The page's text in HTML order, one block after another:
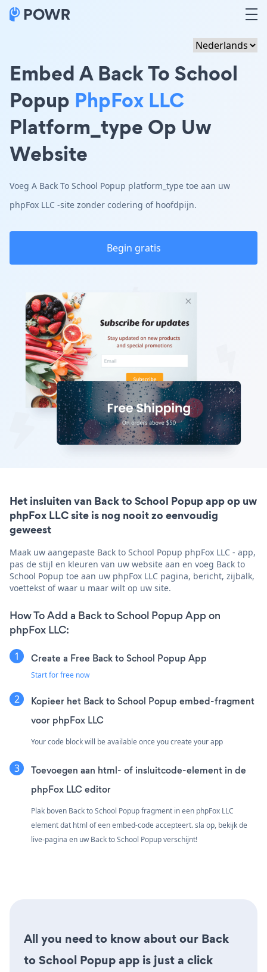
Embed A Back To School
Popup PhpFox LLC
Platform_type Op Uw
Website
Voeg A Back To School Popup platform_type toe aan uw
phpFox LLC -site zonder codering of hoofdpijn.
Begin gratis
Het insluiten van Back to School Popup app op uw
phpFox LLC site is nog nooit zo eenvoudig
geweest
Maak uw aangepaste Back to School Popup phpFox LLC - app,
pas de stijl en kleuren van uw website aan en voeg Back to
School Popup toe aan uw phpFox LLC pagina, bericht, zijbalk,
voettekst of waar u maar wilt op uw site.
How To Add a Back to School Popup App on
phpFox LLC:
Create a Free Back to School Popup App
Start for free now
Kopieer het Back to School Popup embed-fragment
voor phpFox LLC
Your code block will be available once you create your app
Toevoegen aan html- of insluitcode-element in de
phpFox LLC editor
Plak boven Back to School Popup fragment in een phpFox LLC
element dat html of een embed-code accepteert. sla op, bekijk de
live-pagina en uw Back to School Popup verschijnt!
All you need to know about our Back
to School Popup app is just a click